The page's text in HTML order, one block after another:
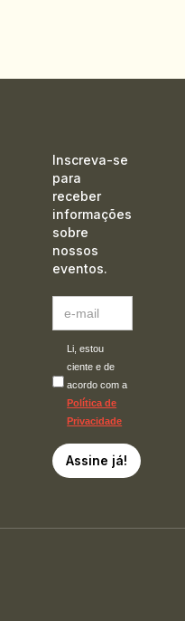
Inscreva-se
para
receber
informações
sobre
nossos
eventos.
Li, estou
ciente e de
acordo com a
Política de
Privacidade